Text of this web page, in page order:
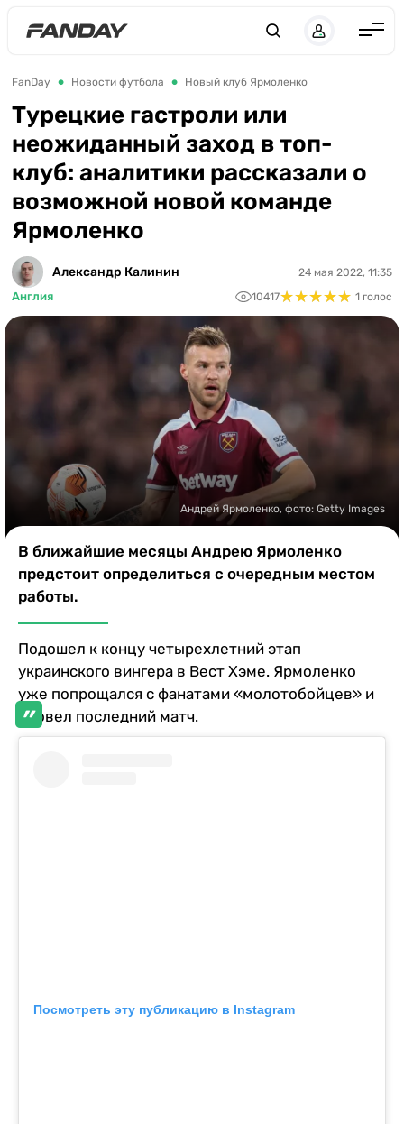
Англия
Испания
Германия
Италия
Франция
Украина
ЛЧ
ЧЕ-2028
Букмекеры
Казино
FanDay Новости футбола Новый клуб Ярмоленко
Турецкие гастроли или
неожиданный заход в топ-
клуб: аналитики рассказали о
возможной новой команде
Ярмоленко
Александр Калинин
Англия
24 мая 2022, 11:35
10417★★★★★
★★★★★ 1 голос
Андрей Ярмоленко, фото: Getty Images
В ближайшие месяцы Андрею Ярмоленко
предстоит определиться с очередным местом
работы.
Подошел к концу четырехлетний этап
украинского вингера в Вест Хэме. Ярмоленко
уже попрощался с фанатами «молотобойцев» и
провел последний матч.
Посмотреть эту публикацию в Instagram